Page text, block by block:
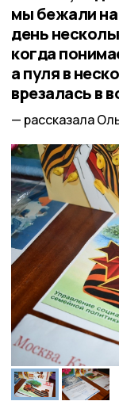
мы бежали на
день
когда
а пуля в
врезалась в
рассказала